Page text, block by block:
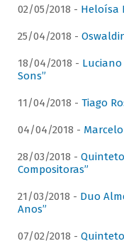
02/05/2018 - Heloísa
25/04/2018 -
18/04/2018 - Luciano
Sons”
11/04/2018 - Tiago
04/04/2018 -
28/03/2018 -
Compositoras”
21/03/2018 - Duo
Anos”
07/02/2018 -